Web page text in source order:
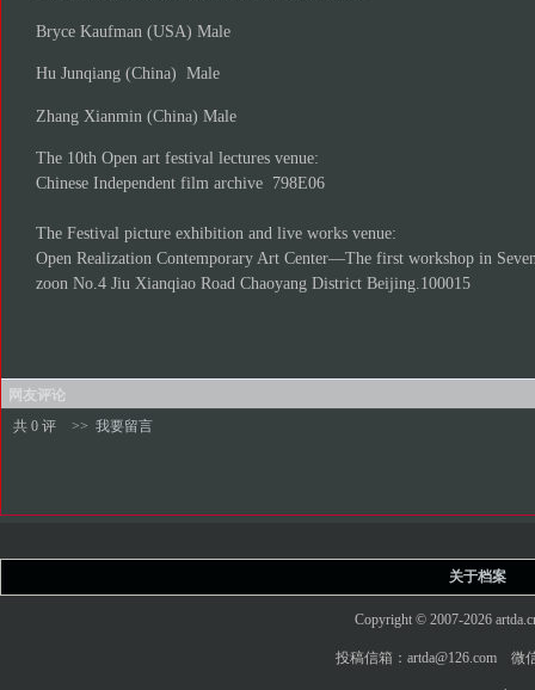
Bryce Kaufman (USA) Male
Hu Junqiang (China) Male
Zhang Xianmin (China) Male
The 10th Open art festival lectures venue:
Chinese Independent film archive 798E06
The Festival picture exhibition and live works venue:
Open Realization Contemporary Art Center—The first workshop in
zoon No.4 Jiu Xianqiao Road Chaoyang District Beijing.100015
网友评论
共 0 评
>> 我要留言
关于档案
Copyright © 2007-2026
投稿信箱：artda@126.com 微